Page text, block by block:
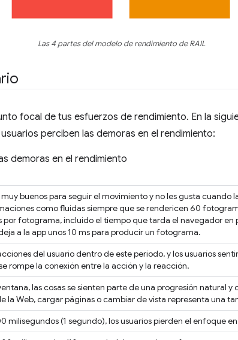
Las 4 partes del modelo de rendimiento de RAIL
focal de tus esfuerzos de rendimiento. En la
perciben las demoras en el rendimiento:
demoras en el rendimiento
muy buenos para seguir el movimiento y no les gusta cuando
como fluidas siempre que se rendericen 60
por fotograma, incluido el tiempo que tarda el navegador
a la app unos 10 ms para producir un fotograma.
del usuario dentro de este período, y los usuarios
rompe la conexión entre la acción y la reacción.
las cosas se sienten parte de una progresión natural y
la Web, cargar páginas o cambiar de vista representa una
milisegundos (1 segundo), los usuarios pierden el enfoque